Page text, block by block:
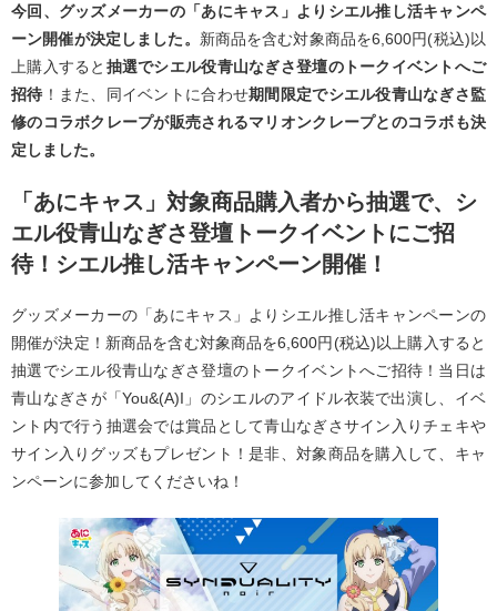
今回、グッズメーカーの「あにキャス」よりシエル推し活キャンペ
ーン開催が決定しました。 新商品を含む対象商品を6,600円(税込)以
上購入すると 抽選でシエル役青山なぎさ登壇のトークイベントへご
招待！また、同イベントに合わせ期間限定でシエル役青山なぎさ監
修のコラボクレープが販売されるマリオンクレープとのコラボも決
定しました。
「あにキャス」対象商品購入者から抽選で、シ
エル役青山なぎさ登壇トークイベントにご招
待！シエル推し活キャンペーン開催！
グッズメーカーの「あにキャス」よりシエル推し活キャンペーンの
開催が決定！新商品を含む対象商品を6,600円(税込)以上購入すると
抽選でシエル役青山なぎさ登壇のトークイベントへご招待！当日は
青山なぎさが「You&(A)I」のシエルのアイドル衣装で出演し、イベ
ント内で行う抽選会では賞品として青山なぎさサイン入りチェキや
サイン入りグッズもプレゼント！是非、対象商品を購入して、キャ
ンペーンに参加してくださいね！